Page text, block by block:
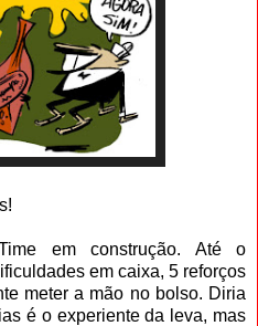
em construção. Até o
em caixa, 5 reforços
meter a mão no bolso. Diria
é o experiente da leva, mas